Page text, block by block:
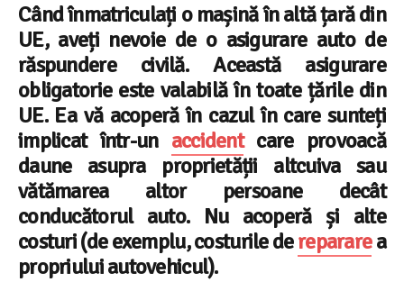
Când înmatriculați o mașină înaltă țară din
UE, aveți nevoie de o asigurare auto de
răspundere civilă. Această asigurare
obligatorieeste valabilă în toate țările din
UE. Ea vă acoperă în cazul în care sunteți
implicat într-un accidentcare provoacă
daune asupra proprietății altcuiva sau
vătămarea altor persoane decât
conducătorul auto. Nu acoperă și alte
costuri (de exemplu, costurile derepararea
propriului autovehicul).